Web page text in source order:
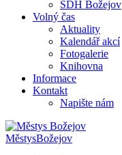
SDH Božejov
Volný čas
Aktuality
Kalendář akcí
Fotogalerie
Knihovna
Informace
Kontakt
Napište nám
MěstysBožejov